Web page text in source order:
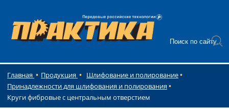
Главная Продукция
Шлифование и полирование
Принадлежности для шлифования и полирования
Круги фибровые с центральным отверстием